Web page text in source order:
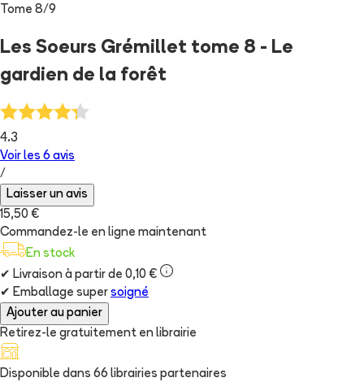
Tome 8/9
Les Soeurs Grémillet tome 8 - Le
gardien de la forêt
4.3
Voir les 6 avis
/
Laisser un avis
15,50 €
Commandez-le en ligne maintenant
En stock
✔ Livraison à partir de 0,10 €
✔ Emballage super soigné
Ajouter au panier
Retirez-le gratuitement en librairie
Disponible dans 66 librairies partenaires